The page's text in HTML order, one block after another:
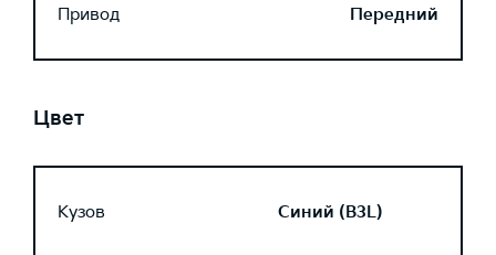
Привод
Передний
Цвет
Кузов Синий (B3L)